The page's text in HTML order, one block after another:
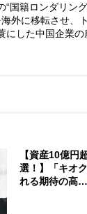
“国籍ロンダリン
外に移転させ、
した中国企業の
【資産10億円
選！】「キオ
れる期待の高…